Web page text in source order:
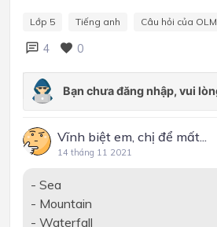
Lớp 5 Tiếng anh Câu hỏi của OLM
4 0
Vĩnh biệt em, chị để mất...
14 tháng 11 2021
- Sea
- Mountain
- Waterfall